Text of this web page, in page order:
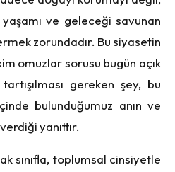
yaşamı ve geleceği savunan
zorundadır. Bu siyasetin
omuzlar sorusu bugün açık
gereken şey, bu
bulunduğumuz anın ve
yanıttır.
sınıfla, toplumsal cinsiyetle